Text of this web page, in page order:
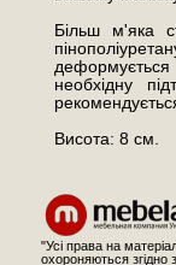
Більш м'яка
необхідну
Висота: 8 см.
"Усі права на
охороняються згідно